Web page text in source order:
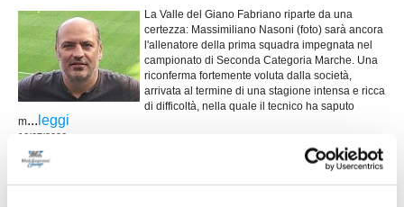
La Valle del Giano Fabriano riparte da una
certezza: Massimiliano Nasoni (foto) sarà ancora
l'allenatore della prima squadra impegnata nel
campionato di Seconda Categoria Marche. Una
riconferma fortemente voluta dalla società,
arrivata al termine di una stagione intensa e ricca
di difficoltà, nella quale il tecnico ha saputo
m... leggi
16/07/2026
NUOVA SIROLESE. Sei nuovi innesti per
alzare l'asticella